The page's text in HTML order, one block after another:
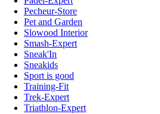
Pecheur-Store
Pet and Garden
Slowood Interior
Smash-Expert
Sneak'In
Sneakids
Sport is good
Training-Fit
Trek-Expert
Triathlon-Expert